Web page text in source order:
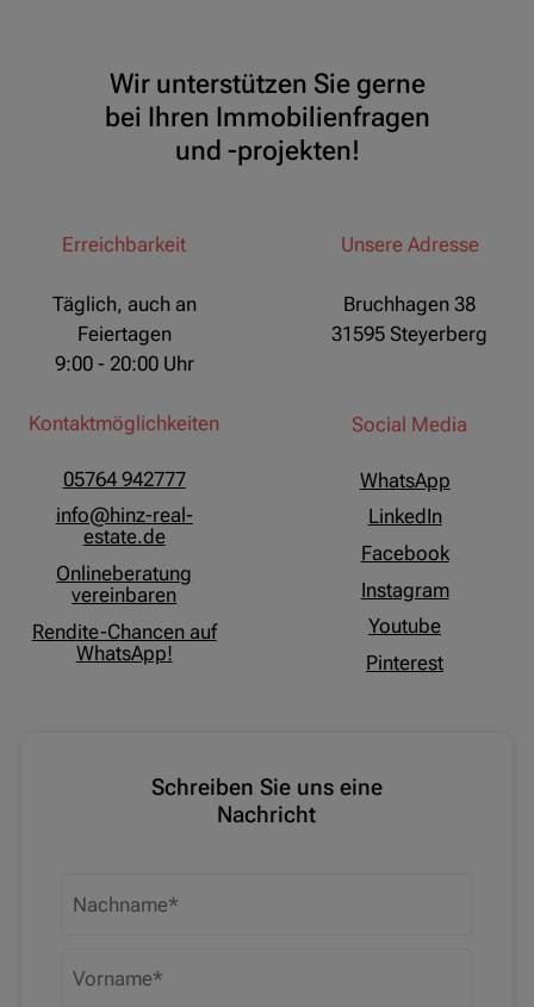
Wir unterstützen Sie gerne
bei Ihren Immobilienfragen
und -projekten!
Erreichbarkeit
Täglich, auch an
Feiertagen
9:00 - 20:00 Uhr
Kontaktmöglichkeiten
05764 942777
info@hinz-real-
estate.de
Onlineberatung
vereinbaren
Rendite-Chancen auf
WhatsApp!
Unsere Adresse
Bruchhagen 38
31595 Steyerberg
Social Media
WhatsApp
LinkedIn
Facebook
Instagram
Youtube
Pinterest
Schreiben Sie uns eine
Nachricht